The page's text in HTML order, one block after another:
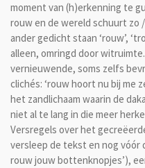
moment van (h)erkenning te
rouw en de wereld schuurt zo
ander gedicht staan ‘rouw’,
alleen, omringd door
vernieuwende, soms zelfs
clichés: ‘rouw hoort nu bij me
het zandlichaam waarin de
niet al te lang in die meer
Versregels over het
versleep de tekst en nog vóór
rouw jouw bottenknopjes’),